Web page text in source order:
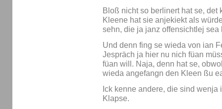
Bloß nicht so berlinert hat se, det
Kleene hat sie anjekiekt als
sehn, die ja janz offensichtlej sea
Und denn fing se wieda von ian
Jespräch ja hier nu nich füan
füan will. Naja, denn hat se,
wieda angefangn den Kleen ßu
Ick kenne andere, die sind
Klapse.